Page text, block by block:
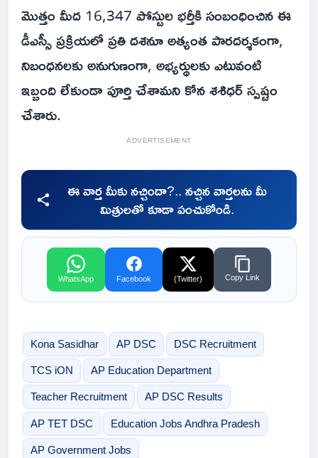
మొత్తం మీద 16,347 పోస్టుల భర్తీకి సంబంధించిన ఈ
డీఎస్సీ ప్రక్రియలో ప్రతి దశనూ అత్యంత పారదర్శకంగా,
నిబంధనలకు అనుగుణంగా, అభ్యర్థులకు ఎటువంటి
ఇబ్బంది లేకుండా పూర్తి చేశామని కోన శశిధర్ స్పష్టం
చేశారు.
ADVERTISEMENT
ఈ వార్త మీకు నచ్చిందా?.. నచ్చిన వార్తలను మీ
మిత్రులతో కూడా పంచుకోండి.
WhatsApp Facebook (Twitter) Copy Link
Kona Sasidhar AP DSC DSC Recruitment
TCS iON AP Education Department
Teacher Recruitment AP DSC Results
AP TET DSC Education Jobs Andhra Pradesh
AP Government Jobs